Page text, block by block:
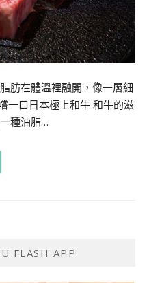
肪在體溫裡融開，像一層細
一口日本極上和牛 和牛的滋
種油脂…
FLASH APP